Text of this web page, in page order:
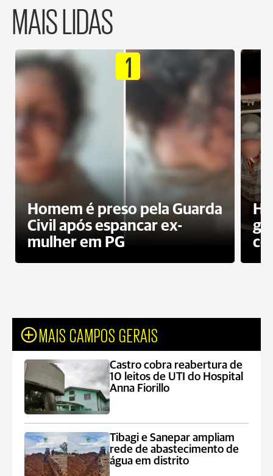
MAIS LIDAS
1
Homem é preso pela Guarda
Civil após espancar ex-
mulher em PG
MAIS CAMPOS GERAIS
Castro cobra reabertura de
10 leitos de UTI do Hospital
Anna Fiorillo
Tibagi e Sanepar ampliam
rede de abastecimento de
água em distrito